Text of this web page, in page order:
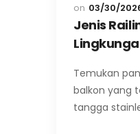
03/30/
Jenis
Temukan
balkon yang
tangga